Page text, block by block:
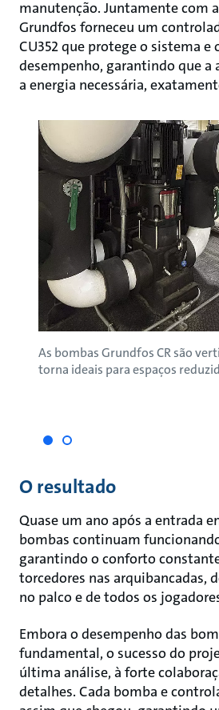
manutenção. Juntamente com
Grundfos forneceu um
CU352 que protege o sistema e
desempenho, garantindo que a
a energia necessária,
As bombas Grundfos CR são
torna ideais para espaços
O resultado
Quase um ano após a entrada
bombas continuam
garantindo o conforto
torcedores nas arquibancadas,
no palco e de todos os
Embora o desempenho das
fundamental, o sucesso do
última análise, à forte
detalhes. Cada bomba e